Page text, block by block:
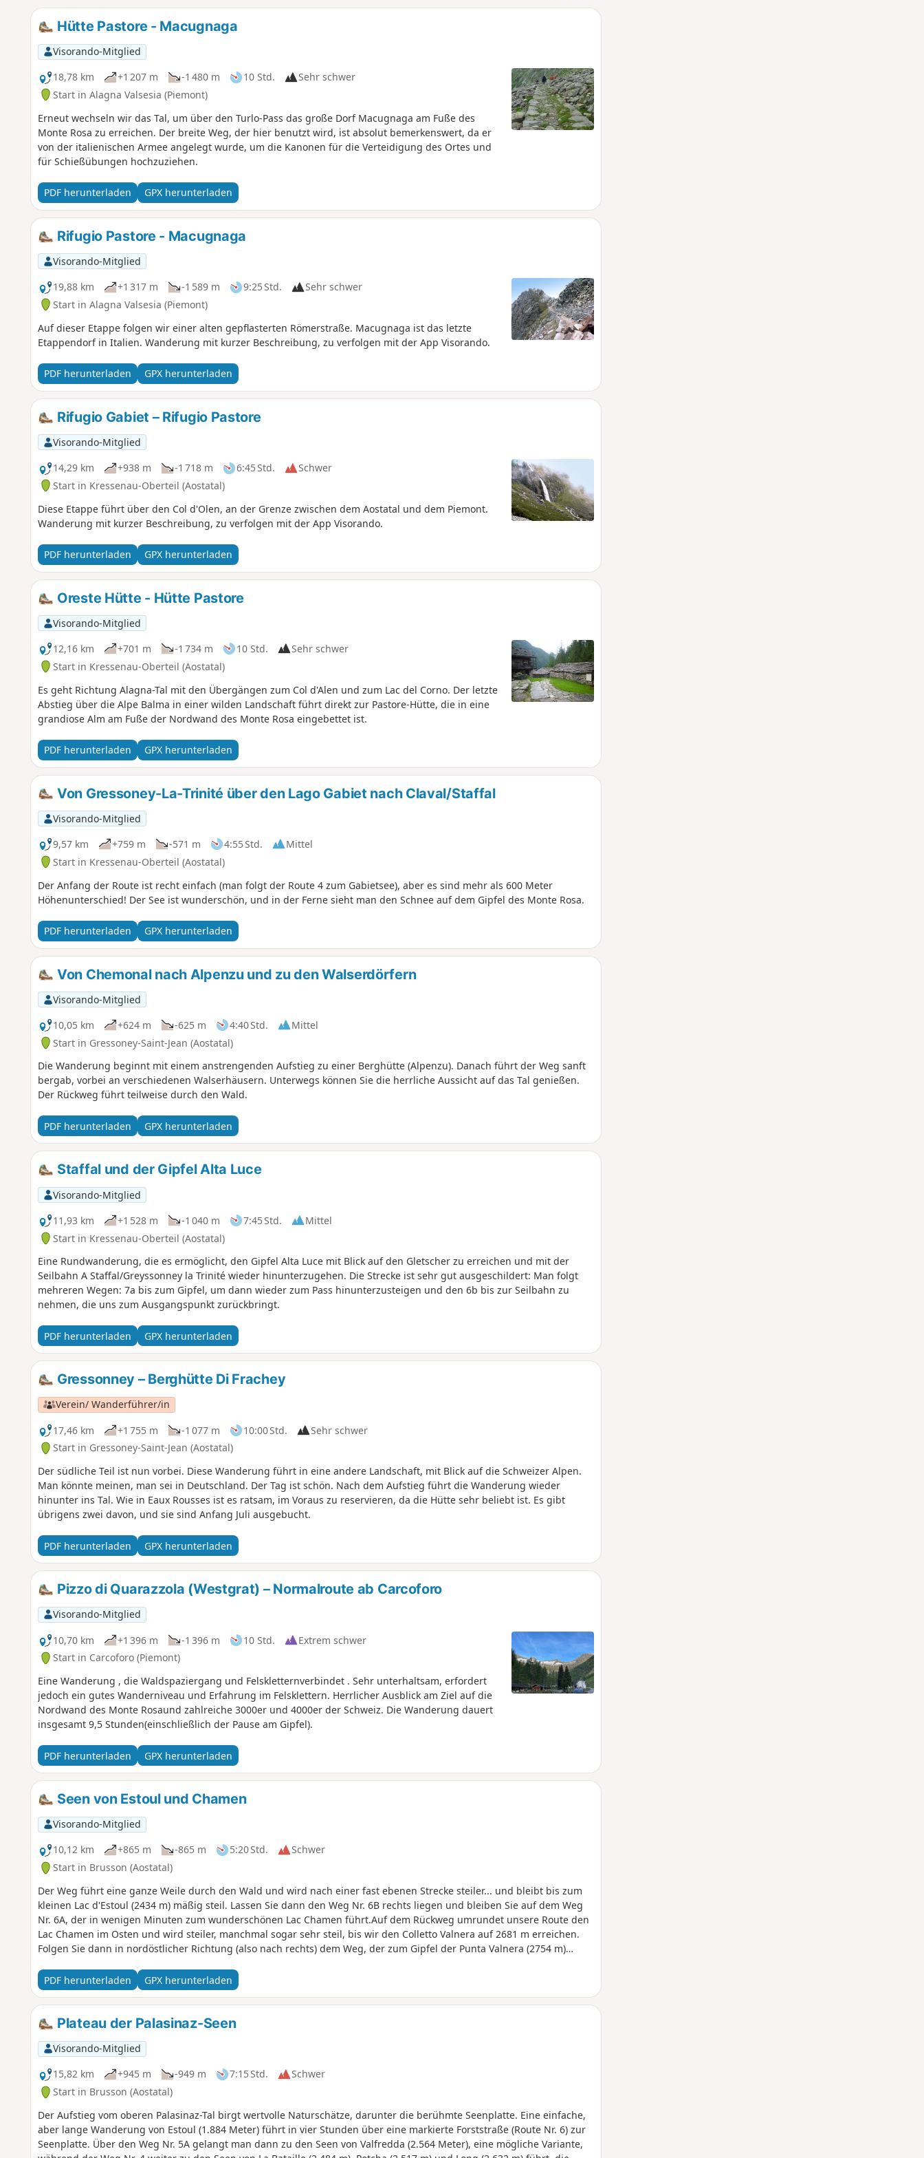
Hütte Pastore - Macugnaga
Visorando-Mitglied
18,78 km
+1 207 m -1 480 m 10 Std.
Sehr schwer
Start in Alagna Valsesia (Piemont)
Erneut wechseln wir das Tal, um über den Turlo-Pass das große Dorf Macugnaga am Fuße des
Monte Rosa zu erreichen. Der breite Weg, der hier benutzt wird, ist absolut bemerkenswert, da er
von der italienischen Armee angelegt wurde, um die Kanonen für die Verteidigung des Ortes und
für Schießübungen hochzuziehen.
PDF herunterladen GPX herunterladen
Rifugio Pastore - Macugnaga
Visorando-Mitglied
19,88 km
+1 317 m -1 589 m 9:25 Std.
Sehr schwer
Start in Alagna Valsesia (Piemont)
Auf dieser Etappe folgen wir einer alten gepflasterten Römerstraße. Macugnaga ist das letzte
Etappendorf in Italien. Wanderung mit kurzer Beschreibung, zu verfolgen mit der App Visorando.
PDF herunterladen GPX herunterladen
Rifugio Gabiet – Rifugio Pastore
Visorando-Mitglied
14,29 km
+938 m -1 718 m 6:45 Std.
Schwer
Start in Kressenau-Oberteil (Aostatal)
Diese Etappe führt über den Col d'Olen, an der Grenze zwischen dem Aostatal und dem Piemont.
Wanderung mit kurzer Beschreibung, zu verfolgen mit der App Visorando.
PDF herunterladen GPX herunterladen
Oreste Hütte - Hütte Pastore
Visorando-Mitglied
12,16 km
+701 m -1 734 m 10 Std.
Sehr schwer
Start in Kressenau-Oberteil (Aostatal)
Es geht Richtung Alagna-Tal mit den Übergängen zum Col d'Alen und zum Lac del Corno. Der letzte
Abstieg über die Alpe Balma in einer wilden Landschaft führt direkt zur Pastore-Hütte, die in eine
grandiose Alm am Fuße der Nordwand des Monte Rosa eingebettet ist.
PDF herunterladen GPX herunterladen
Von Gressoney-La-Trinité über den Lago Gabiet nach Claval/Staffal
Visorando-Mitglied
9,57 km
+759 m -571 m 4:55 Std.
Mittel
Start in Kressenau-Oberteil (Aostatal)
Der Anfang der Route ist recht einfach (man folgt der Route 4 zum Gabietsee), aber es sind mehr als 600 Meter
Höhenunterschied! Der See ist wunderschön, und in der Ferne sieht man den Schnee auf dem Gipfel des Monte Rosa.
PDF herunterladen GPX herunterladen
Von Chemonal nach Alpenzu und zu den Walserdörfern
Visorando-Mitglied
10,05 km
+624 m -625 m 4:40 Std.
Mittel
Start in Gressoney-Saint-Jean (Aostatal)
Die Wanderung beginnt mit einem anstrengenden Aufstieg zu einer Berghütte (Alpenzu). Danach führt der Weg sanft
bergab, vorbei an verschiedenen Walserhäusern. Unterwegs können Sie die herrliche Aussicht auf das Tal genießen.
Der Rückweg führt teilweise durch den Wald.
PDF herunterladen GPX herunterladen
Staffal und der Gipfel Alta Luce
Visorando-Mitglied
11,93 km
+1 528 m -1 040 m 7:45 Std.
Mittel
Start in Kressenau-Oberteil (Aostatal)
Eine Rundwanderung, die es ermöglicht, den Gipfel Alta Luce mit Blick auf den Gletscher zu erreichen und mit der
Seilbahn A Staffal/Greyssonney la Trinité wieder hinunterzugehen. Die Strecke ist sehr gut ausgeschildert: Man folgt
mehreren Wegen: 7a bis zum Gipfel, um dann wieder zum Pass hinunterzusteigen und den 6b bis zur Seilbahn zu
nehmen, die uns zum Ausgangspunkt zurückbringt.
PDF herunterladen GPX herunterladen
Gressonney – Berghütte Di Frachey
Verein/ Wanderführer/in
17,46 km
+1 755 m -1 077 m 10:00 Std.
Sehr schwer
Start in Gressoney-Saint-Jean (Aostatal)
Der südliche Teil ist nun vorbei. Diese Wanderung führt in eine andere Landschaft, mit Blick auf die Schweizer Alpen.
Man könnte meinen, man sei in Deutschland. Der Tag ist schön. Nach dem Aufstieg führt die Wanderung wieder
hinunter ins Tal. Wie in Eaux Rousses ist es ratsam, im Voraus zu reservieren, da die Hütte sehr beliebt ist. Es gibt
übrigens zwei davon, und sie sind Anfang Juli ausgebucht.
PDF herunterladen GPX herunterladen
Pizzo di Quarazzola (Westgrat) – Normalroute ab Carcoforo
Visorando-Mitglied
10,70 km
+1 396 m -1 396 m 10 Std.
Extrem schwer
Start in Carcoforo (Piemont)
Eine Wanderung , die Waldspaziergang und Felskletternverbindet . Sehr unterhaltsam, erfordert
jedoch ein gutes Wanderniveau und Erfahrung im Felsklettern. Herrlicher Ausblick am Ziel auf die
Nordwand des Monte Rosaund zahlreiche 3000er und 4000er der Schweiz. Die Wanderung dauert
insgesamt 9,5 Stunden(einschließlich der Pause am Gipfel).
PDF herunterladen GPX herunterladen
Seen von Estoul und Chamen
Visorando-Mitglied
10,12 km
+865 m -865 m 5:20 Std.
Schwer
Start in Brusson (Aostatal)
Der Weg führt eine ganze Weile durch den Wald und wird nach einer fast ebenen Strecke steiler... und bleibt bis zum
kleinen Lac d'Estoul (2434 m) mäßig steil. Lassen Sie dann den Weg Nr. 6B rechts liegen und bleiben Sie auf dem Weg
Nr. 6A, der in wenigen Minuten zum wunderschönen Lac Chamen führt.Auf dem Rückweg umrundet unsere Route den
Lac Chamen im Osten und wird steiler, manchmal sogar sehr steil, bis wir den Colletto Valnera auf 2681 m erreichen.
Folgen Sie dann in nordöstlicher Richtung (also nach rechts) dem Weg, der zum Gipfel der Punta Valnera (2754 m)
bietet dieser schöne, relativ leicht zu erreichende Gipfel ein weites Panorama. Der Rückweg erfolgt über die gleiche
Route.
PDF herunterladen GPX herunterladen
Plateau der Palasinaz-Seen
Visorando-Mitglied
15,82 km
+945 m -949 m 7:15 Std.
Schwer
Start in Brusson (Aostatal)
Der Aufstieg vom oberen Palasinaz-Tal birgt wertvolle Naturschätze, darunter die berühmte Seenplatte. Eine einfache,
aber lange Wanderung von Estoul (1.884 Meter) führt in vier Stunden über eine markierte Forststraße (Route Nr. 6) zur
Seenplatte. Über den Weg Nr. 5A gelangt man dann zu den Seen von Valfredda (2.564 Meter), eine mögliche Variante,